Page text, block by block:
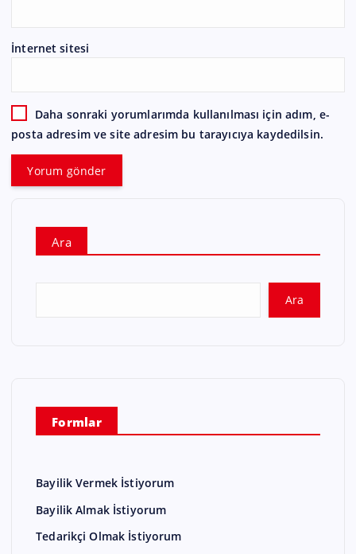
İnternet sitesi
Daha sonraki yorumlarımda kullanılması için adım, e-
posta adresim ve site adresim bu tarayıcıya kaydedilsin.
Ara
Ara
Formlar
Bayilik Vermek İstiyorum
Bayilik Almak İstiyorum
Tedarikçi Olmak İstiyorum